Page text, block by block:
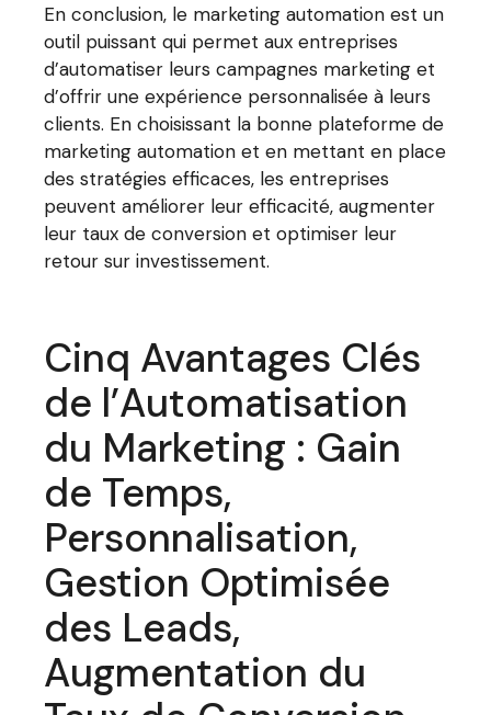
En conclusion, le marketing automation est un
outil puissant qui permet aux entreprises
d’automatiser leurs campagnes marketing et
d’offrir une expérience personnalisée à leurs
clients. En choisissant la bonne plateforme de
marketing automation et en mettant en place
des stratégies efficaces, les entreprises
peuvent améliorer leur efficacité, augmenter
leur taux de conversion et optimiser leur
retour sur investissement.
Cinq Avantages Clés
de l’Automatisation
du Marketing : Gain
de Temps,
Personnalisation,
Gestion Optimisée
des Leads,
Augmentation du